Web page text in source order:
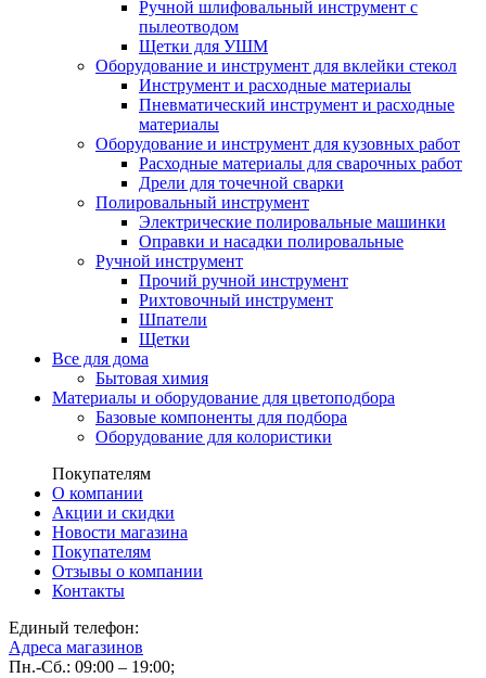
Ручной шлифовальный инструмент с
пылеотводом
Щетки для УШМ
Оборудование и инструмент для вклейки стекол
Инструмент и расходные материалы
Пневматический инструмент и расходные
материалы
Оборудование и инструмент для кузовных работ
Расходные материалы для сварочных работ
Дрели для точечной сварки
Полировальный инструмент
Электрические полировальные машинки
Оправки и насадки полировальные
Ручной инструмент
Прочий ручной инструмент
Рихтовочный инструмент
Шпатели
Щетки
Все для дома
Бытовая химия
Материалы и оборудование для цветоподбора
Базовые компоненты для подбора
Оборудование для колористики
Покупателям
О компании
Акции и скидки
Новости магазина
Покупателям
Отзывы о компании
Контакты
Единый телефон:
Адреса магазинов
Пн.-Сб.: 09:00 – 19:00;